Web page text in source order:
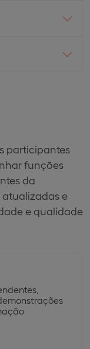
participantes
funções
da
e
e qualidade